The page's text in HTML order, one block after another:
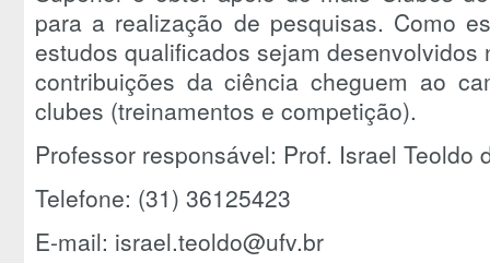
para a realização de pesquisas. Como
estudos qualificados sejam
contribuições da ciência cheguem ao
clubes (treinamentos e competição).
Professor responsável: Prof. Israel Teoldo
Telefone: (31) 36125423
E-mail: israel.teoldo@ufv.br